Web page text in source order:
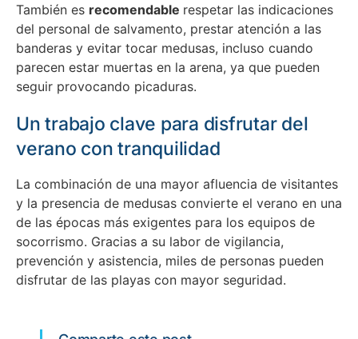
También es recomendable respetar las indicaciones
del personal de salvamento, prestar atención a las
banderas y evitar tocar medusas, incluso cuando
parecen estar muertas en la arena, ya que pueden
seguir provocando picaduras.
Un trabajo clave para disfrutar del
verano con tranquilidad
La combinación de una mayor afluencia de visitantes
y la presencia de medusas convierte el verano en una
de las épocas más exigentes para los equipos de
socorrismo. Gracias a su labor de vigilancia,
prevención y asistencia, miles de personas pueden
disfrutar de las playas con mayor seguridad.